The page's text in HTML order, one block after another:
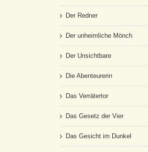
Der Redner
Der unheimliche Mönch
Der Unsichtbare
Die Abenteurerin
Das Verrätertor
Das Gesetz der Vier
Das Gesicht im Dunkel